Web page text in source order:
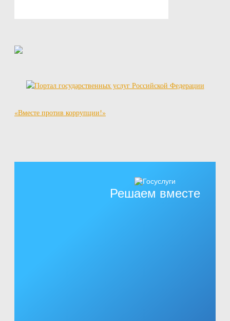
«Вместе против коррупции!»
Решаем вместе